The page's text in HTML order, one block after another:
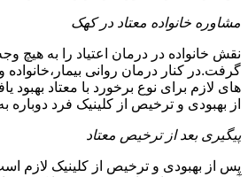
مشاوره خانواده معتاد در کهک
نقش خانواده در درمان اعتیاد را به هیچ
گرفت.در کنار درمان روانی بیمار،خانواده
های لازم برای نوع برخورد با معتاد بهبود
از بهبودی و ترخیص از کلینیک فرد دوباره
پیگیری بعد از ترخیص معتاد
پس از بهبودی و ترخیص از کلینیک لازم